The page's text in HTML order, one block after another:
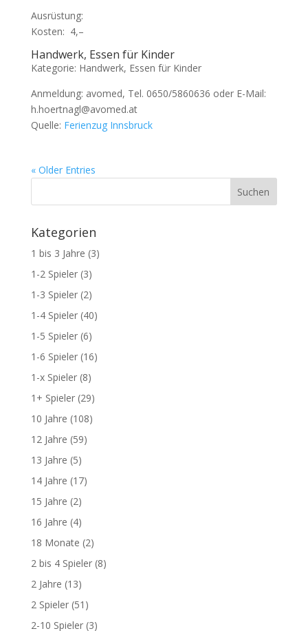
Ausrüstung:
Kosten:  4,–
Handwerk, Essen für Kinder
Kategorie: Handwerk, Essen für Kinder
Anmeldung: avomed, Tel. 0650/5860636 oder E-Mail:
h.hoertnagl@avomed.at
Quelle: Ferienzug Innsbruck
« Older Entries
Kategorien
1 bis 3 Jahre (3)
1-2 Spieler(3)
1-3 Spieler(2)
1-4 Spieler(40)
1-5 Spieler(6)
1-6 Spieler(16)
1-x Spieler(8)
1+ Spieler(29)
10 Jahre (108)
12 Jahre (59)
13 Jahre (5)
14 Jahre (17)
15 Jahre (2)
16 Jahre (4)
18 Monate (2)
2 bis 4 Spieler(8)
2 Jahre (13)
2 Spieler(51)
2-10 Spieler(3)